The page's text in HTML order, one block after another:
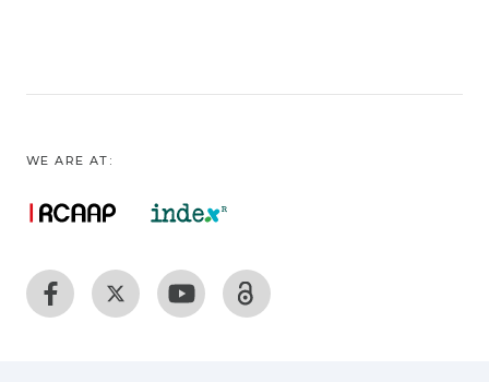
WE ARE AT: